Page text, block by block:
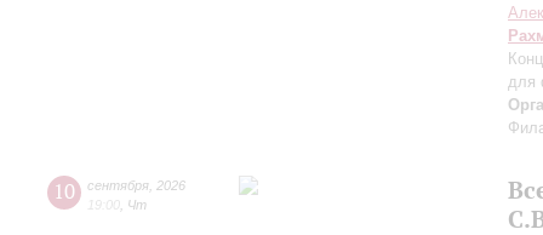
для
10 сентября 2026
19:00 Чт